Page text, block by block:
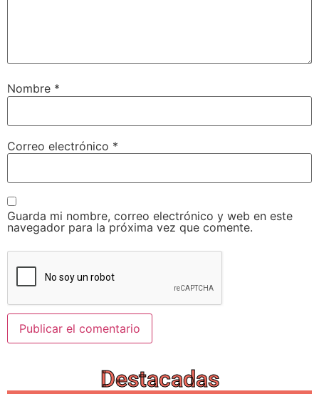
Nombre *
Correo electrónico *
Guarda mi nombre, correo electrónico y web en este
navegador para la próxima vez que comente.
Destacadas